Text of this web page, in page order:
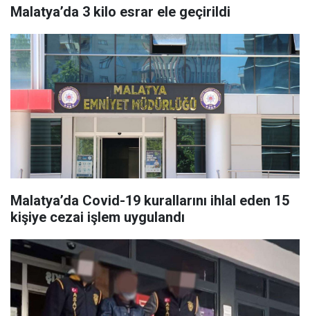
Malatya’da 3 kilo esrar ele geçirildi
Malatya’da Covid-19 kurallarını ihlal eden 15
kişiye cezai işlem uygulandı